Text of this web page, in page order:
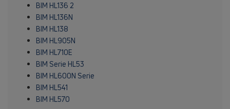
BIM HL136 2
BIM HL136N
BIM HL138
BIM HL905N
BIM HL710E
BIM Serie HL53
BIM HL600N Serie
BIM HL541
BIM HL570